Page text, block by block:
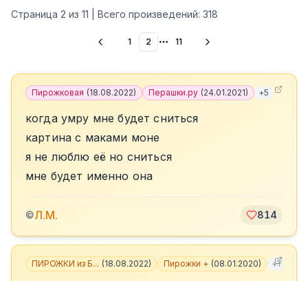
Страница 2 из 11 | Всего произведений: 318
1 2 More pages
11
Пирожковая (18.08.2022) Перашки.ру (24.01.2021) +5
когда умру мне будет сниться
картина с маками моне
я не люблю её но сниться
мне будет именно она
©Л.М. 814
ПИРОЖКИ из Б... (18.08.2022) Пирожки + (08.01.2020) +1